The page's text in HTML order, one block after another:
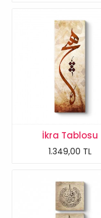
İkra Tablosu
1.349,00 TL